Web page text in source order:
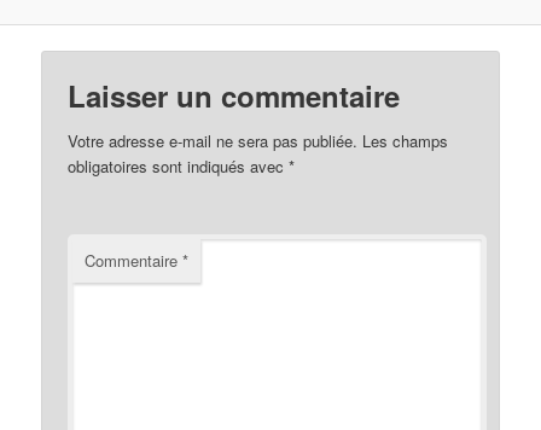
Laisser un commentaire
Votre adresse e-mail ne sera pas publiée. Les champs
obligatoires sont indiqués avec*
Commentaire*